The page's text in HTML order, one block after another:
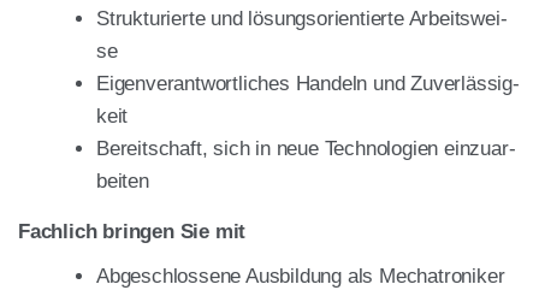
Struk­tu­rier­te und lösungs­ori­en­tier­te Arbeits­wei­
se
Eigen­ver­ant­wort­li­ches Han­deln und Zuver­läs­sig­
keit
Bereit­schaft, sich in neue Tech­no­lo­gien ein­zu­ar­
bei­ten
Fach­lich brin­gen Sie mit
Abge­schlos­se­ne Aus­bil­dung als Mecha­tro­ni­ker